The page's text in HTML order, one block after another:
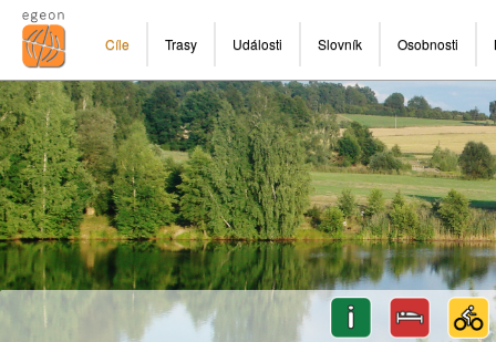
Cíle Trasy Události Slovník Osobnosti